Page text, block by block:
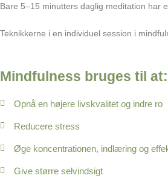
Bare 5–15 minutters daglig meditation har
Teknikkerne i en individuel session i
Mindfulness bruges til at:
Opnå en højere livskvalitet og indre ro
Reducere stress
Øge koncentrationen, indlæring og
Give større selvindsigt